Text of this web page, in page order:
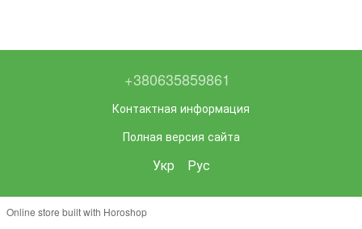
+380635859861
Контактная информация
Полная версия сайта
Укр Рус
Online store built with Horoshop